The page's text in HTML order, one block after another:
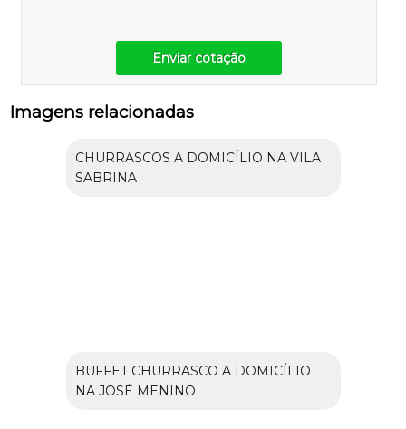
Enviar cotação
Imagens relacionadas
CHURRASCOS A DOMICÍLIO NA VILA
SABRINA
BUFFET CHURRASCO A DOMICÍLIO
NA JOSÉ MENINO